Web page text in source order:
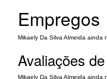
Empregos
Mikaely Da Silva Almeida ainda
Avaliações
Mikaely Da Silva Almeida ainda